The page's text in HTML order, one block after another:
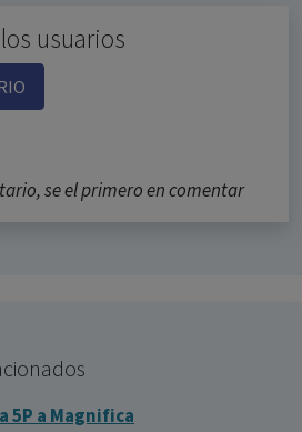
usuarios
se el primero en comentar
5P a Magnifica